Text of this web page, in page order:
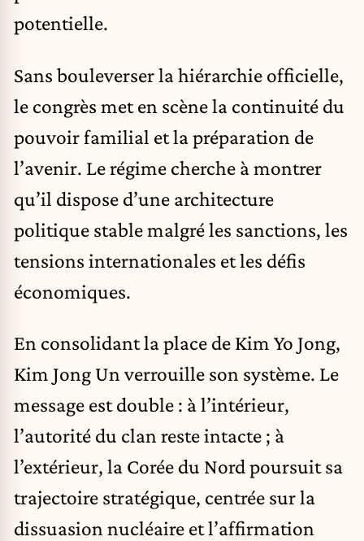
potentielle.
Sans bouleverser la hiérarchie officielle,
le congrès met en scène la continuité du
pouvoir familial et la préparation de
l’avenir. Le régime cherche à montrer
qu’il dispose d’une architecture
politique stable malgré les sanctions, les
tensions internationales et les défis
économiques.
En consolidant la place de Kim Yo Jong,
Kim Jong Un verrouille son système. Le
message est double : à l’intérieur,
l’autorité du clan reste intacte ; à
l’extérieur, la Corée du Nord poursuit sa
trajectoire stratégique, centrée sur la
dissuasion nucléaire et l’affirmation